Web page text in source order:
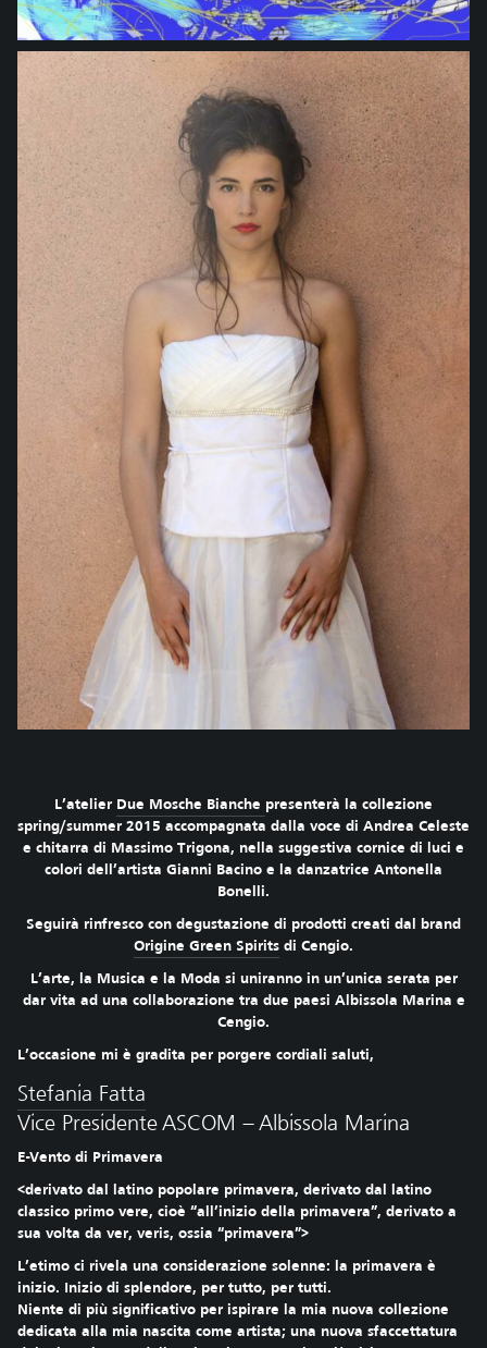
L’atelier Due Mosche Bianche presenterà la collezione
spring/summer 2015 accompagnata dalla voce di Andrea Celeste
e chitarra di Massimo Trigona, nella suggestiva cornice di luci e
colori dell’artista Gianni Bacino e la danzatrice Antonella
Bonelli.
Seguirà rinfresco con degustazione di prodotti creati dal brand
Origine Green Spirits di Cengio.
L’arte, la Musica e la Moda si uniranno in un’unica serata per
dar vita ad una collaborazione tra due paesi Albissola Marina e
Cengio.
L’occasione mi è gradita per porgere cordiali saluti,
Stefania Fatta
Vice Presidente ASCOM – Albissola Marina
E-Vento di Primavera
<derivato dal latino popolare primavera, derivato dal latino
classico primo vere, cioè “all’inizio della primavera”, derivato a
sua volta da ver, veris, ossia “primavera”>
L’etimo ci rivela una considerazione solenne: la primavera è
inizio. Inizio di splendore, per tutto, per tutti.
Niente di più significativo per ispirare la mia nuova collezione
dedicata alla mia nascita come artista; una nuova sfaccettatura